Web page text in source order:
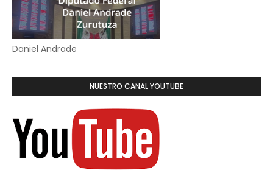
Daniel Andrade
NUESTRO CANAL YOUTUBE